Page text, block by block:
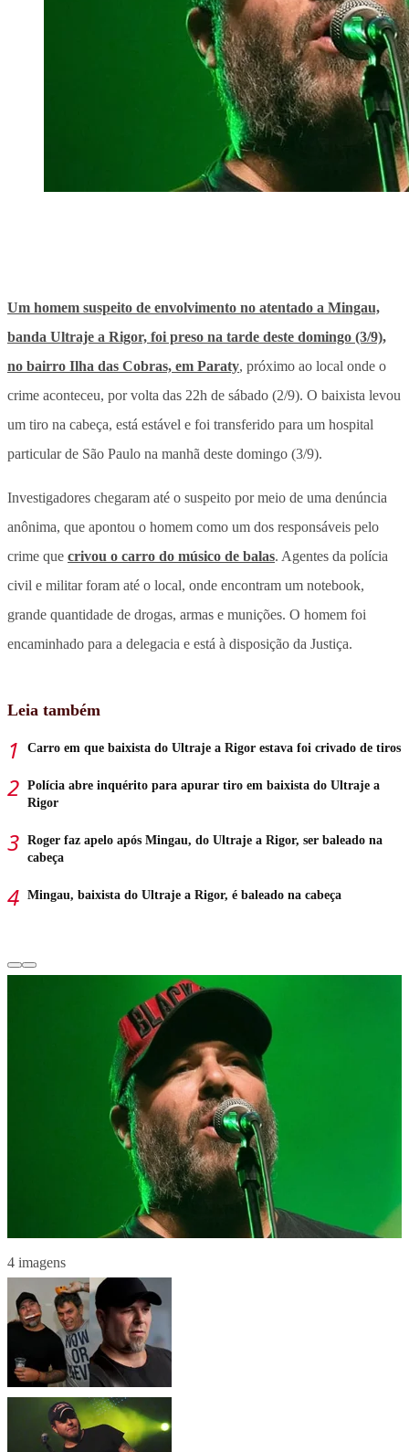
Um homem suspeito de envolvimento no atentado a Mingau,
banda Ultraje a Rigor, foi preso na tarde deste domingo (3/9),
no bairro Ilha das Cobras, em Paraty, próximo ao local onde o
crime aconteceu, por volta das 22h de sábado (2/9). O baixista levou
um tiro na cabeça, está estável e foi transferido para um hospital
particular de São Paulo na manhã deste domingo (3/9).
Investigadores chegaram até o suspeito por meio de uma denúncia
anônima, que apontou o homem como um dos responsáveis pelo
crime que crivou o carro do músico de balas. Agentes da polícia
civil e militar foram até o local, onde encontram um notebook,
grande quantidade de drogas, armas e munições. O homem foi
encaminhado para a delegacia e está à disposição da Justiça.
Leia também
Carro em que baixista do Ultraje a Rigor estava foi crivado de tiros
Polícia abre inquérito para apurar tiro em baixista do Ultraje a
Rigor
Roger faz apelo após Mingau, do Ultraje a Rigor, ser baleado na
cabeça
Mingau, baixista do Ultraje a Rigor, é baleado na cabeça
4 imagens